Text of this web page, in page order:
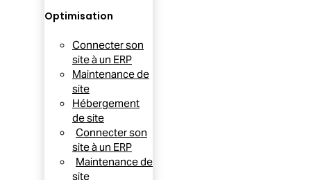
Optimisation
Connecter son
site à un ERP
Maintenance de
site
Hébergement
de site
Connecter son
site à un ERP
Maintenance de
site